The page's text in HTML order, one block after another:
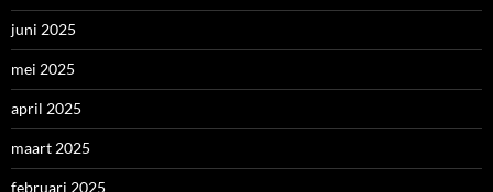
juni 2025
mei 2025
april 2025
maart 2025
februari 2025